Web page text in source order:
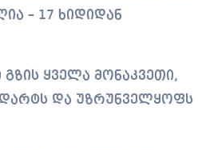
– 17 ხიდიდან
ყველა მონაკვეთი,
და უზრუნველყოფს